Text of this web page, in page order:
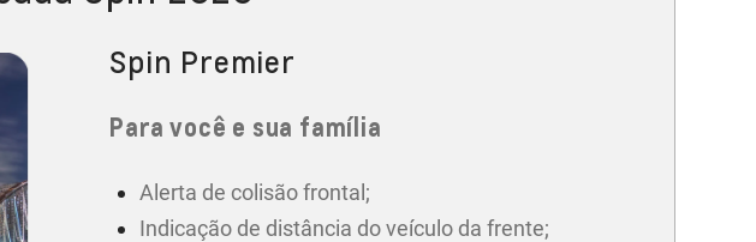
Spin Premier
Para você e sua família
Alerta de colisão frontal;
Indicação de distância do veículo da frente;